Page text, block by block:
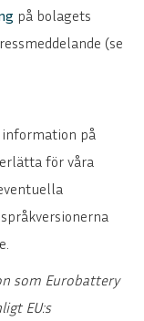
på bolagets
(se
på
för våra
som Eurobattery
EU:s